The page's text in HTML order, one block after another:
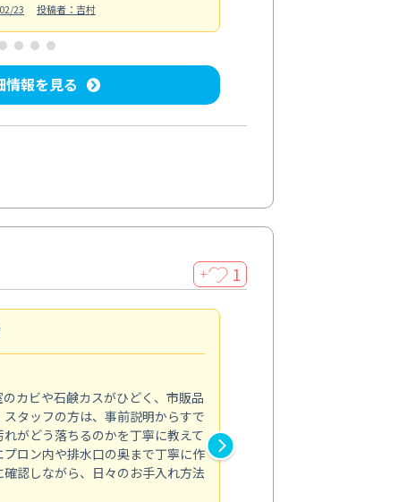
23 投稿者：吉村
情報を見る
＋ 1
カビや石鹸カスがひどく、市販品
タッフの方は、事前説明からすで
がどう落ちるのかを丁寧に教えて
ロン内や排水口の奥まで丁寧に作
認しながら、日々のお手入れ方法